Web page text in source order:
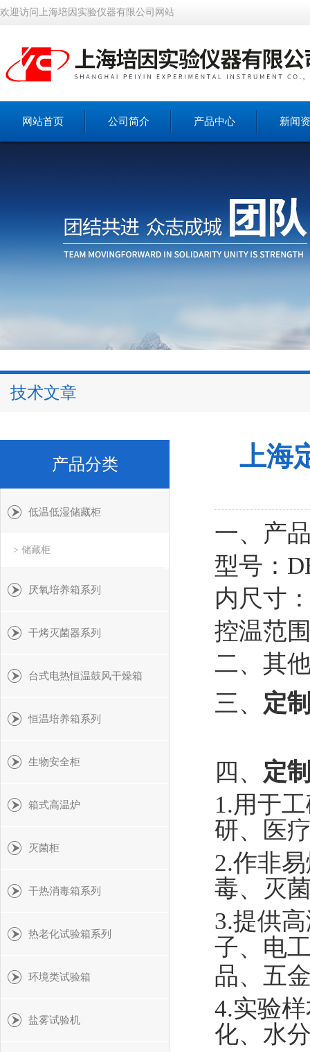
欢迎访问上海培因实验仪器有限公司网站
网站首页 公司简介 产品中心 新闻
技术文章
上海
一、产
型号：
内尺寸
控温范
二、其
三、 定
四、 定
1.用于
研、医
2.作非
毒、灭
3.提供
子、电
品、五
4.实验
化、水
产品分类
低温低湿储藏柜
> 储藏柜
厌氧培养箱系列
干烤灭菌器系列
台式电热恒温鼓风干燥箱
恒温培养箱系列
生物安全柜
箱式高温炉
灭菌柜
干热消毒箱系列
热老化试验箱系列
环境类试验箱
盐雾试验机